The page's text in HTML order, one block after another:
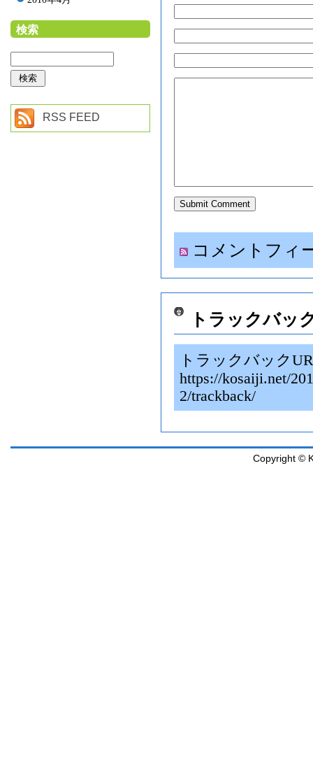
検索
RSS FEED
コメントフィ
トラックバッ
トラックバック
https://kosaiji.net/
2/trackback/
Copyright ©